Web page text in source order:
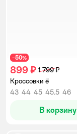
−50%
899 ₽ 1 799 ₽
Кроссовки ё
43 44 45 45.5 46
В корзину